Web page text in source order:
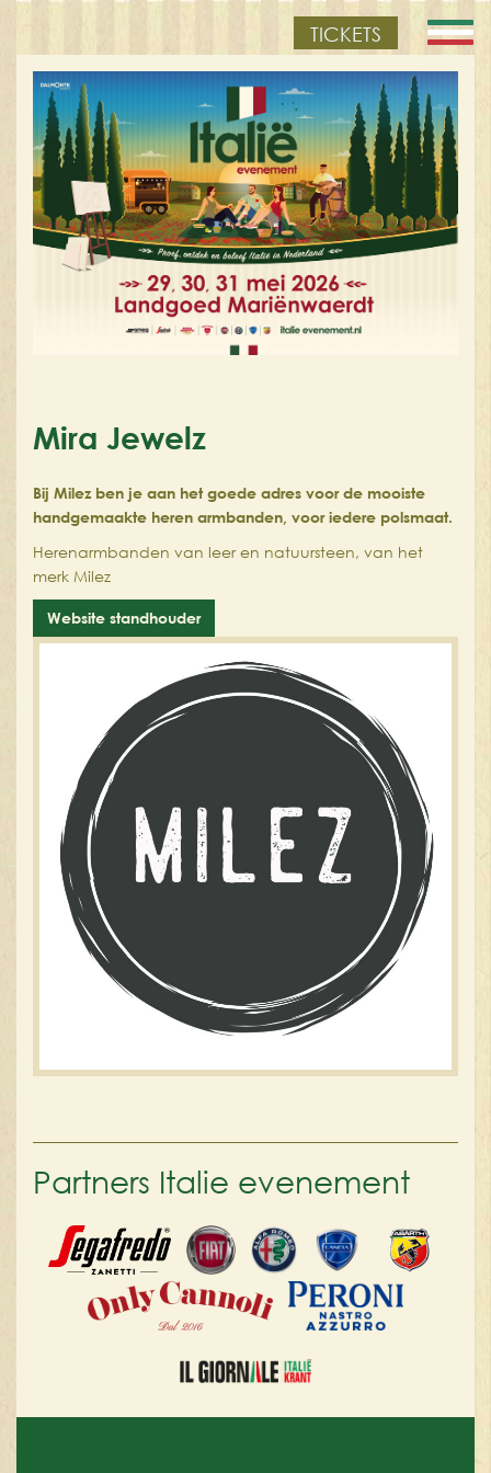
TICKETS
Mira Jewelz
Bij Milez ben je aan het goede adres voor de mooiste
handgemaakte heren armbanden, voor iedere polsmaat.
Herenarmbanden van leer en natuursteen, van het
merk Milez
Website standhouder
Partners Italie evenement